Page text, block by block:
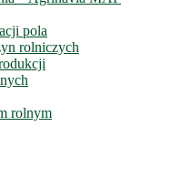
pola
rolniczych
rolnym